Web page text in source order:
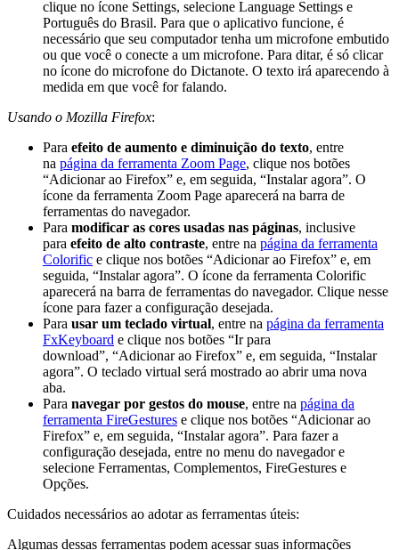
clique no ícone Settings, selecione Language Settings e
Português do Brasil. Para que o aplicativo funcione, é
necessário que seu computador tenha um microfone embutido
ou que você o conecte a um microfone. Para ditar, é só clicar
no ícone do microfone do Dictanote. O texto irá aparecendo à
medida em que você for falando.
Usando o Mozilla Firefox:
Para efeito de aumento e diminuição do texto, entre
na página da ferramenta Zoom Page, clique nos botões
“Adicionar ao Firefox” e, em seguida, “Instalar agora”. O
ícone da ferramenta Zoom Page aparecerá na barra de
ferramentas do navegador.
Para modificar as cores usadas nas páginas, inclusive
para efeito de alto contraste, entre na página da ferramenta
Colorific e clique nos botões “Adicionar ao Firefox” e, em
seguida, “Instalar agora”. O ícone da ferramenta Colorific
aparecerá na barra de ferramentas do navegador. Clique nesse
ícone para fazer a configuração desejada.
Para usar um teclado virtual, entre na página da ferramenta
FxKeyboard e clique nos botões “Ir para
download”, “Adicionar ao Firefox” e, em seguida, “Instalar
agora”. O teclado virtual será mostrado ao abrir uma nova
aba.
Para navegar por gestos do mouse, entre na página da
ferramenta FireGestures e clique nos botões “Adicionar ao
Firefox” e, em seguida, “Instalar agora”. Para fazer a
configuração desejada, entre no menu do navegador e
selecione Ferramentas, Complementos, FireGestures e
Opções.
Cuidados necessários ao adotar as ferramentas úteis:
Algumas dessas ferramentas podem acessar suas informações